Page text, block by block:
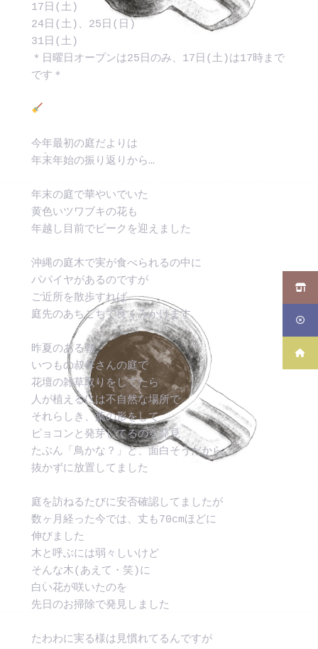
17日(土)
24日(土)、25日(日)
31日(土)
＊日曜日オープンは25日のみ、17日(土)は17時まで
です＊
今年最初の庭だよりは
年末年始の振り返りから…
年末の庭で華やいでいた
黄色いツワブキの花も
年越し目前でピークを迎えました
沖縄の庭木で実が食べられるの中に
パパイヤがあるのですが
ご近所を散歩すれば
庭先のあちこちで良くみかけます
昨夏のある朝、
いつもの叔母さんの庭で
花壇の雑草取りをしてたら
人が植えるには不自然な場所で
それらしき、葉の形をして
ピョコンと発芽してるのを発見
たぶん「鳥かな？」と、面白そうだから
抜かずに放置してました
庭を訪ねるたびに安否確認してましたが
数ヶ月経った今では、丈も70cmほどに
伸びました
木と呼ぶには弱々しいけど
そんな木(あえて・笑)に
白い花が咲いたのを
先日のお掃除で発見しました
たわわに実る様は見慣れてるんですが